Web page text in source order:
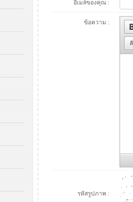
อีเมล์ของคุณ :
ข้อความ :
รหัสรูปภาพ :